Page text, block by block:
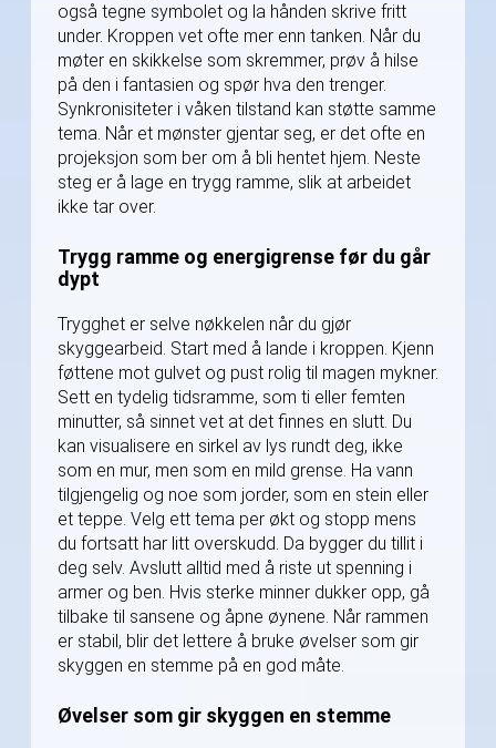
også tegne symbolet og la hånden skrive fritt
under. Kroppen vet ofte mer enn tanken. Når du
møter en skikkelse som skremmer, prøv å hilse
på den i fantasien og spør hva den trenger.
Synkronisiteter i våken tilstand kan støtte samme
tema. Når et mønster gjentar seg, er det ofte en
projeksjon som ber om å bli hentet hjem. Neste
steg er å lage en trygg ramme, slik at arbeidet
ikke tar over.
Trygg ramme og energigrense før du går
dypt
Trygghet er selve nøkkelen når du gjør
skyggearbeid. Start med å lande i kroppen. Kjenn
føttene mot gulvet og pust rolig til magen mykner.
Sett en tydelig tidsramme, som ti eller femten
minutter, så sinnet vet at det finnes en slutt. Du
kan visualisere en sirkel av lys rundt deg, ikke
som en mur, men som en mild grense. Ha vann
tilgjengelig og noe som jorder, som en stein eller
et teppe. Velg ett tema per økt og stopp mens
du fortsatt har litt overskudd. Da bygger du tillit i
deg selv. Avslutt alltid med å riste ut spenning i
armer og ben. Hvis sterke minner dukker opp, gå
tilbake til sansene og åpne øynene. Når rammen
er stabil, blir det lettere å bruke øvelser som gir
skyggen en stemme på en god måte.
Øvelser som gir skyggen en stemme